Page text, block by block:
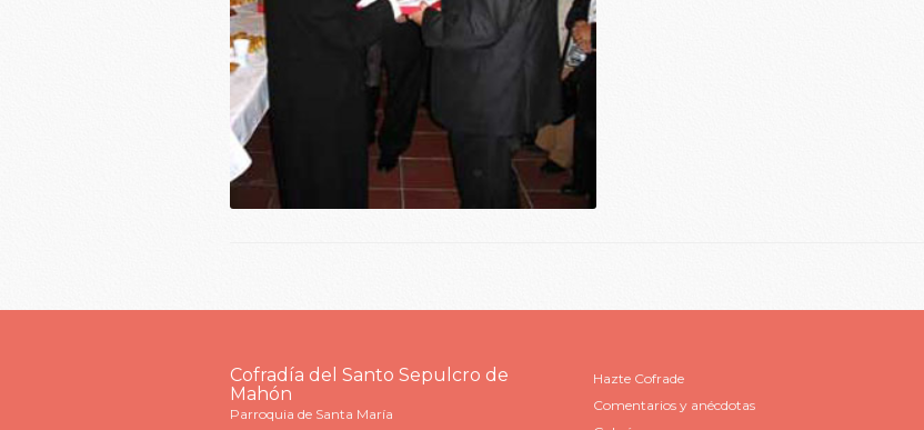
Cofradía del Santo Sepulcro de
Mahón
Parroquia de Santa María
Hazte Cofrade
Comentarios y anécdotas